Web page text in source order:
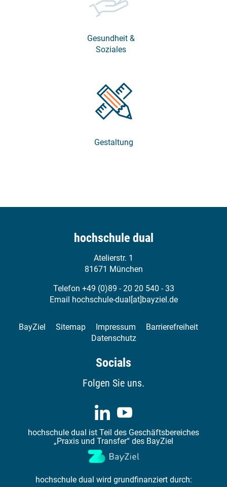
Gesundheit &
Soziales
Gestaltung
hochschule dual
Atelierstr. 1
81671 München
Telefon +49 (0)89 - 20 20 540 - 33
Email hochschule-dual[at]bayziel.de
BayZiel Sitemap Impressum
Barrierefreiheit
Datenschutz
Socials
Folgen Sie uns.
hochschule dual ist Teil des Geschäftsbereiches
„Praxis und Transfer“ des BayZiel
hochschule dual wird grundfinanziert durch: